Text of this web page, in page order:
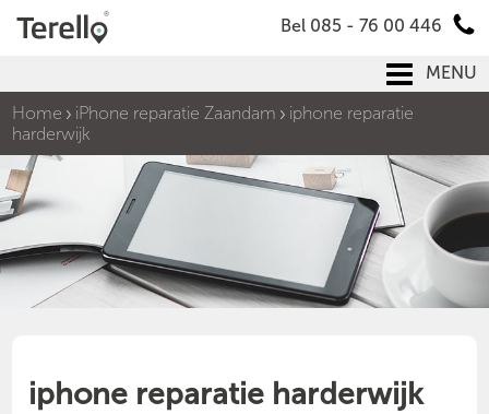
Bel 085 - 76 00 446
MENU
Home
iPhone reparatie Zaandam
iphone reparatie
harderwijk
iphone reparatie harderwijk